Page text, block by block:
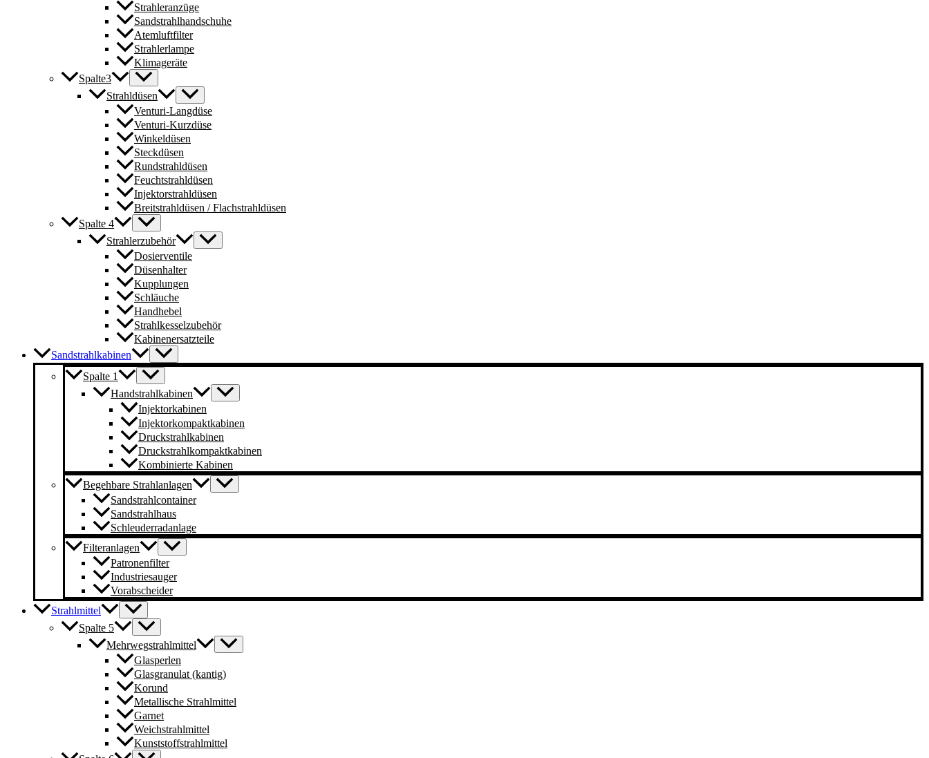
Strahleranzüge
Sandstrahlhandschuhe
Atemluftfilter
Strahlerlampe
Klimageräte
Spalte3
Strahldüsen
Venturi-Langdüse
Venturi-Kurzdüse
Winkeldüsen
Steckdüsen
Rundstrahldüsen
Feuchtstrahldüsen
Injektorstrahldüsen
Breitstrahldüsen / Flachstrahldüsen
Spalte 4
Strahlerzubehör
Dosierventile
Düsenhalter
Kupplungen
Schläuche
Handhebel
Strahlkesselzubehör
Kabinenersatzteile
Sandstrahlkabinen
Spalte 1
Handstrahlkabinen
Injektorkabinen
Injektorkompaktkabinen
Druckstrahlkabinen
Druckstrahlkompaktkabinen
Kombinierte Kabinen
Begehbare Strahlanlagen
Sandstrahlcontainer
Sandstrahlhaus
Schleuderradanlage
Filteranlagen
Patronenfilter
Industriesauger
Vorabscheider
Strahlmittel
Spalte 5
Mehrwegstrahlmittel
Glasperlen
Glasgranulat (kantig)
Korund
Metallische Strahlmittel
Garnet
Weichstrahlmittel
Kunststoffstrahlmittel